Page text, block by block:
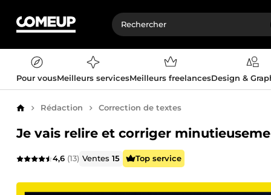
Pour vousMeilleurs servicesMeilleurs freelancesDesign &
AccueilRédaction Correction de textes
Je vais relire et corriger
4,6 (13) Ventes15 Top service